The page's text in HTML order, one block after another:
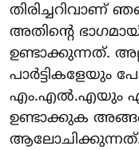
തിരിച്ചറിവാണ്
അതിന്റെ
ഉണ്ടാക്കുന്നത്.
പാർട്ടികളേയും
എം.എൽ.എയും
ഉണ്ടാക്കുക
ആലോചിക്കുന്നത്.